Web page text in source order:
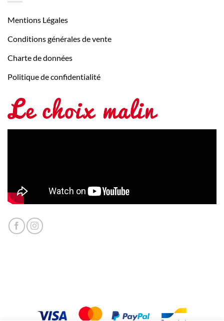
Mentions Légales
Conditions générales de vente
Charte de données
Politique de confidentialité